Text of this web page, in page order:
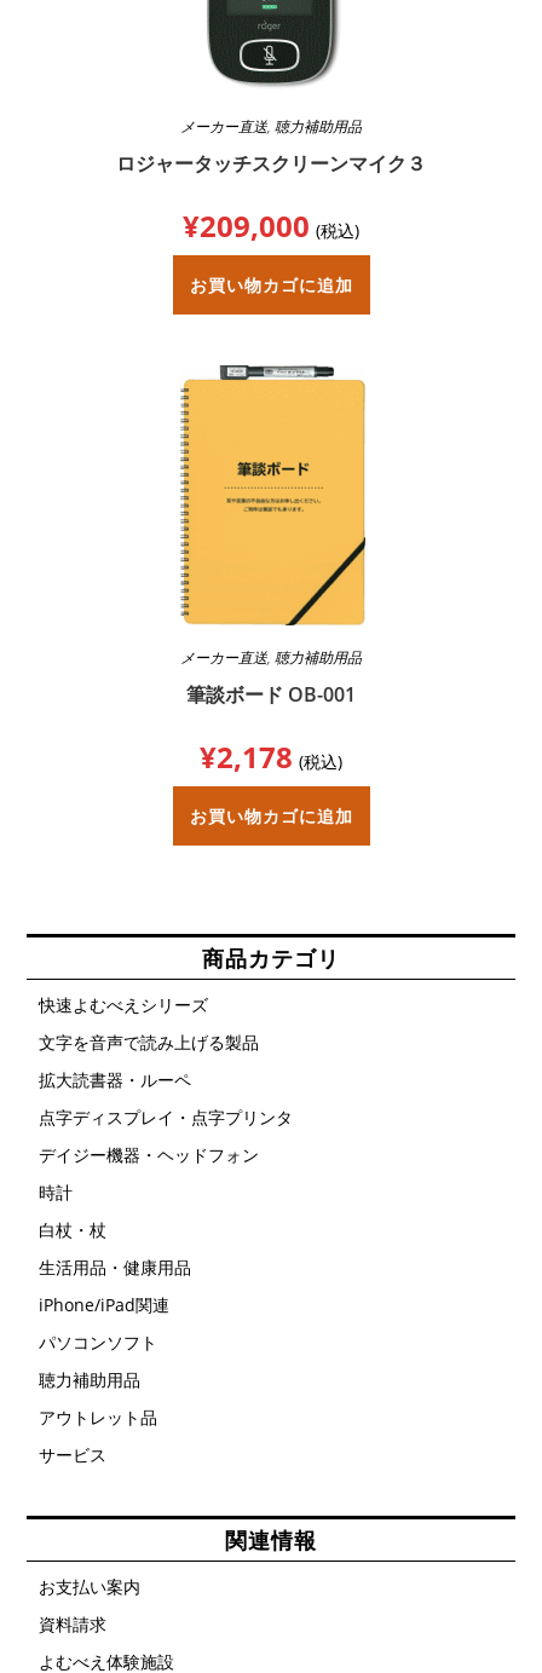
メーカー直送, 聴力補助用品
ロジャータッチスクリーンマイク３
¥209,000 (税込)
お買い物カゴに追加
メーカー直送, 聴力補助用品
筆談ボード OB-001
¥2,178 (税込)
お買い物カゴに追加
商品カテゴリ
快速よむべえシリーズ
文字を音声で読み上げる製品
拡大読書器・ルーペ
点字ディスプレイ・点字プリンタ
デイジー機器・ヘッドフォン
時計
白杖・杖
生活用品・健康用品
iPhone/iPad関連
パソコンソフト
聴力補助用品
アウトレット品
サービス
関連情報
お支払い案内
資料請求
よむべえ体験施設